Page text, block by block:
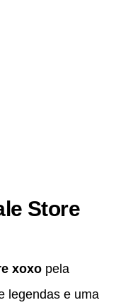
Store
xoxo pela
legendas e uma